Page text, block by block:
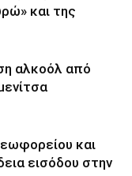
και της
αλκοόλ από
και
εισόδου στην